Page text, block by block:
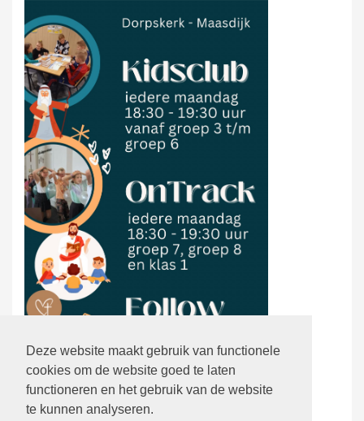
Deze website maakt gebruik van functionele
cookies om de website goed te laten
functioneren en het gebruik van de website
te kunnen analyseren.